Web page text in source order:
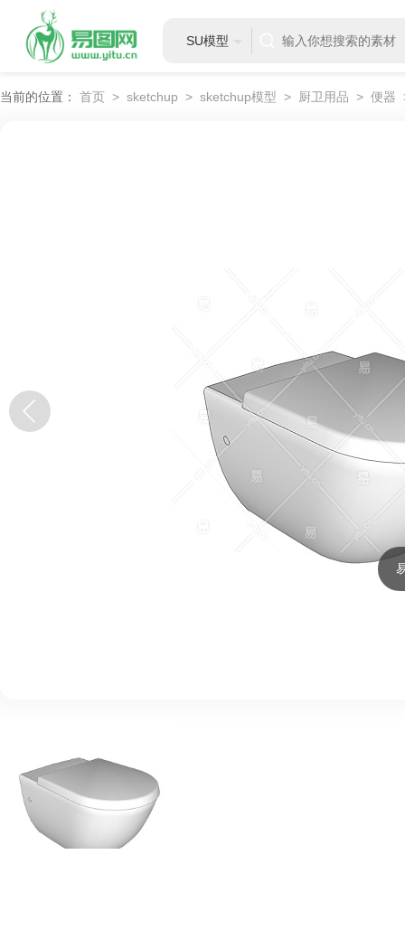
SU模型
当前的位置： 首页 > sketchup > sketchup模型 > 厨卫用品 > 便器